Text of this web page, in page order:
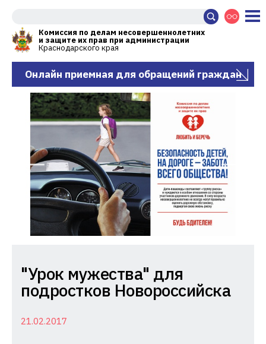
Комиссия по делам несовершеннолетних
и защите их прав при администрации
Краснодарского края
Онлайн приемная для обращений граждан
Комиссия
по
делам
несовершеннолетних
"Урок мужества" для
подростков Новороссийска
21.02.2017